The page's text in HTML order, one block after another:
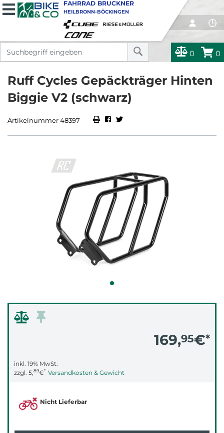
0 0
FAHRRAD BRUCKNER
HEILBRONN-BÖCKINGEN
Ruff Cycles Gepäckträger Hinten
Biggie V2 (schwarz)
Artikelnummer 48397
169,95€*
inkl. 19% MwSt.
zzgl. 5,89€* Versandkosten & Gewicht
Nicht Lieferbar